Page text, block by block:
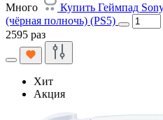
Много
Купить Геймпад
(чёрная полночь) (PS5)
2595 раз
Хит
Акция